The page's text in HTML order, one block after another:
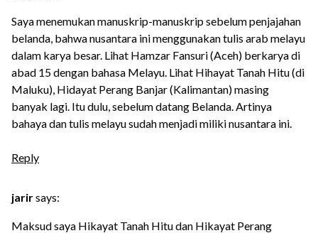
Saya menemukan manuskrip-manuskrip sebelum penjajahan
belanda, bahwa nusantara ini menggunakan tulis arab melayu
dalam karya besar. Lihat Hamzar Fansuri (Aceh) berkarya di
abad 15 dengan bahasa Melayu. Lihat Hihayat Tanah Hitu (di
Maluku), Hidayat Perang Banjar (Kalimantan) masing
banyak lagi. Itu dulu, sebelum datang Belanda. Artinya
bahaya dan tulis melayu sudah menjadi miliki nusantara ini.
Reply
jarirsays:
Maksud saya Hikayat Tanah Hitu dan Hikayat Perang